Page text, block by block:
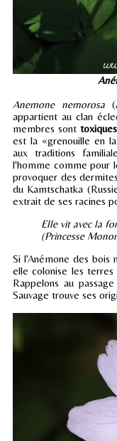
Anemone nemorosa(
appartient au clan
membres sont toxiques
est la «grenouille en
aux traditions
l'homme comme pour
provoquer des
du Kamtschatka
extrait de ses racines
Elle vit avec la
(Princesse
Si l'Anémone des bois
elle colonise les terres
Rappelons au
Sauvage trouve ses